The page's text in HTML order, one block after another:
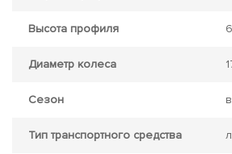
Высота профиля
Диаметр колеса
Сезон
Тип транспортного средства